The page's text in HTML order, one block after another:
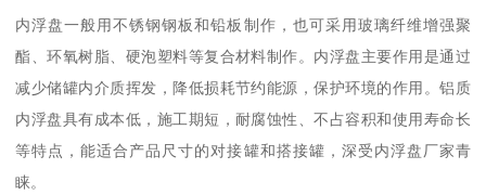
内浮盘一般用不锈钢钢板和铅板制作，也可采用玻璃纤维增强聚
酯、环氧树脂、硬泡塑料等复合材料制作。内浮盘主要作用是通过
减少储罐内介质挥发，降低损耗节约能源，保护环境的作用。铝质
内浮盘具有成本低，施工期短，耐腐蚀性、不占容积和使用寿命长
等特点，能适合产品尺寸的对接罐和搭接罐，深受内浮盘厂家青
睐。